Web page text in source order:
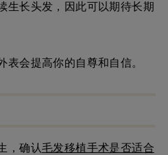
生长头发，因此可以期待长期
表会提高你的自尊和自信。
，确认毛发移植手术是否适合